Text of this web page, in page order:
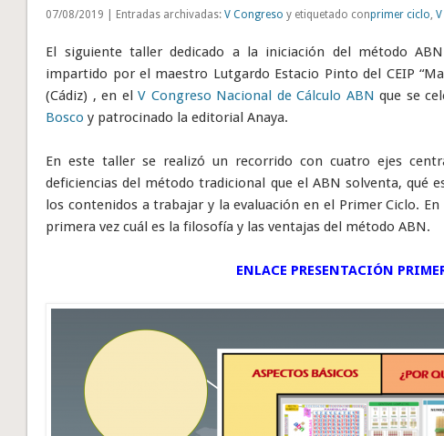
07/08/2019 | Entradas archivadas:V Congreso y etiquetado conprimer ciclo,
El siguiente taller dedicado a la iniciación del método
impartido por el maestro Lutgardo Estacio Pinto del CEIP
(Cádiz) , en elV Congreso Nacional de Cálculo ABN que se
Bosco y patrocinado la editorial Anaya.
En este taller se realizó un recorrido con cuatro ejes
deficiencias del método tradicional que el ABN solventa, qué
los contenidos a trabajar y la evaluación en el Primer Ciclo.
primera vez cuál es la filosofía y las ventajas del método ABN.
ENLACE PRESENTACIÓN